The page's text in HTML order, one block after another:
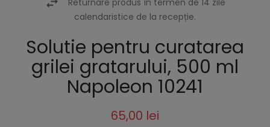
Returnare produs în termen de 14 zile
calendaristice de la recepție.
Solutie pentru curatarea
grilei gratarului, 500 ml
Napoleon 10241
65,00 lei